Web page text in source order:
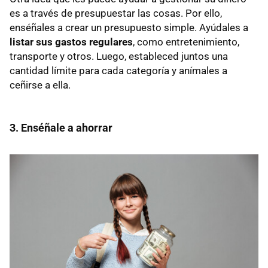
es a través de presupuestar las cosas. Por ello,
enséñales a crear un presupuesto simple. Ayúdales a
listar sus gastos regulares, como entretenimiento,
transporte y otros. Luego, estableced juntos una
cantidad límite para cada categoría y anímales a
ceñirse a ella.
3. Enséñale a ahorrar